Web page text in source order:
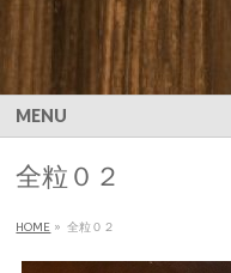
MENU
全粒０２
HOME » 全粒０２